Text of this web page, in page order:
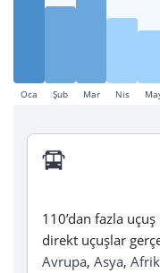
Oca Şub Mar Nis
110’dan fazla
direkt uçuşlar
Avrupa, Asya,